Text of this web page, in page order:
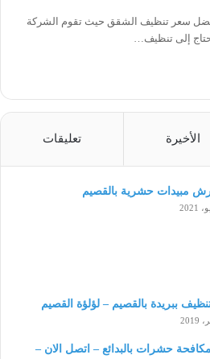
سعر تنظيف الشقق حيث تقوم الشركة
إلى تنظيف…
الأخيرة تعليقات
مبيدات حشرية بالقصيم
ببريدة بالقصيم – لؤلؤة القصيم
حشرات بالبدائع – اتصل الان –